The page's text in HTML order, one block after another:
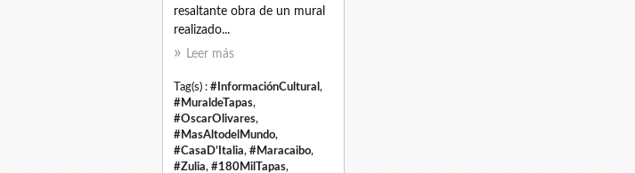
resaltante obra de un mural
realizado...
Leer más
Tag(s) : #InformaciónCultural ,
#MuraldeTapas,
#OscarOlivares,
#MasAltodelMundo,
#CasaD’Italia, #Maracaibo,
#Zulia, #180MilTapas,